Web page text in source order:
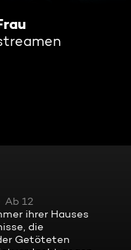
Ab 12
ihrer Hauses
die
Getöteten